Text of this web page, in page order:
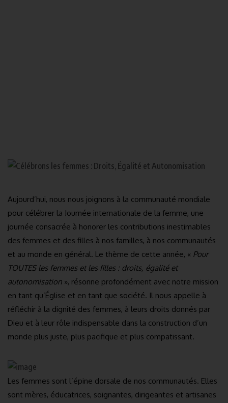
Aujourd’hui, nous nous joignons à la communauté mondiale
pour célébrer la Journée internationale de la femme, une
journée consacrée à honorer les contributions inestimables
des femmes et des filles à nos familles, à nos communautés
et au monde en général. Le thème de cette année, « Pour
TOUTES les femmes et les filles : droits, égalité et
autonomisation », résonne profondément avec notre mission
en tant qu’Église et en tant que société. Il nous appelle à
réfléchir à la dignité des femmes, à leurs droits donnés par
Dieu et à leur rôle indispensable dans la construction d’un
monde plus juste, plus pacifique et plus compatissant.
Les femmes sont l’épine dorsale de nos communautés. Elles
sont mères, éducatrices, soignantes, dirigeantes et artisanes